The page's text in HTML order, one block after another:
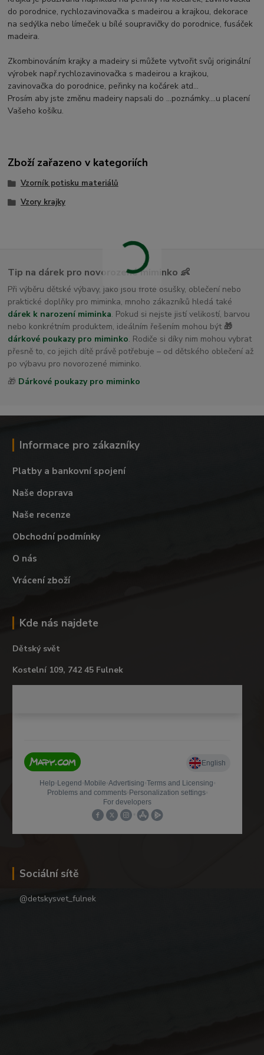
do porodnice, rychlozavinovačka s madeirou a krajkou, dekorace
na sedýlka nebo límeček u bílé soupravičky do porodnice, fusáček
madeira.
Zkombinováním krajky a madeiry si můžete vytvořit svůj originální
výrobek např.rychlozavinovačka s madeirou a krajkou,
zavinovačka do porodnice, peřinky na kočárek atd...
Prosím aby jste změnu madeiry napsali do ...poznámky....u placení
Vašeho košíku.
Zboží zařazeno v kategoriích
Vzorník potisku materiálů
Vzory krajky
Tip na dárek pro novorozené miminko 👶
Při výběru dětské výbavy, jako jsou froté osušky, oblečení nebo
praktické doplňky pro miminka, mnoho zákazníků hledá také
dárek k narození miminka. Pokud si nejste jistí velikostí, barvou
nebo konkrétním produktem, ideálním řešením mohou být 🎁
dárkové poukazy pro miminko. Rodiče si díky nim mohou vybrat
přesně to, co jejich dítě právě potřebuje – od dětského oblečení až
po výbavu pro novorozené miminko.
🎁 Dárkové poukazy pro miminko
Informace pro zákazníky
Platby a bankovní spojení
Naše doprava
Naše recenze
Obchodní podmínky
O nás
Vrácení zboží
Kde nás najdete
Dětský svět
Kostelní 109, 742 45 Fulnek
Sociální sítě
@detskysvet_fulnek